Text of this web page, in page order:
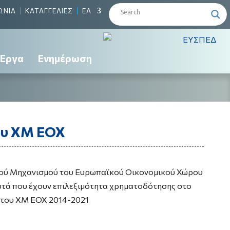
ΚΑΤΑΓΓΕΛΙΕΣ ΕΛ
Ενημέρωση
ΧΜ ΕΟΧ
Μηχανισμού του Ευρωπαϊκού Οικονομικού Χώρου
που έχουν επιλεξιμότητα χρηματοδότησης στο
ΧΜ ΕΟΧ 2014-2021